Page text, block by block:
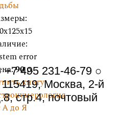
error
90р.
книгу
А до Я
+7 495 231-46-79 ○
Москва, 2-й
стр.4, почтовый